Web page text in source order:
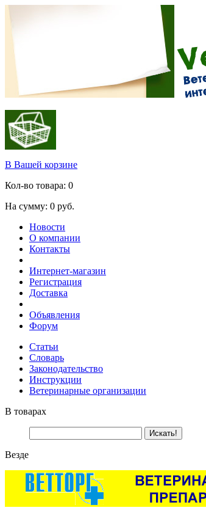
В Вашей корзине
Кол-во товара: 0
На сумму: 0 руб.
Новости
О компании
Контакты
Интернет-магазин
Регистрация
Доставка
Объявления
Форум
Статьи
Словарь
Законодательство
Инструкции
Ветеринарные организации
В товарах
Везде